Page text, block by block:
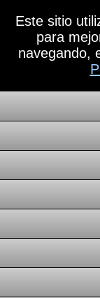
Este sitio
para
navegando,